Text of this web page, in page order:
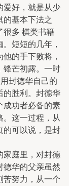
爱好，就是从少
的基本下法之
很多 棋类书籍
短短的几年，
的手下败将，
锋芒初露。一时
封德华自己的
的胜利。封德华
成功者必备的素
。这一过程，从
的可以说，是封
家庭里，对封德
德华的父亲虽然
苦努力，从一个